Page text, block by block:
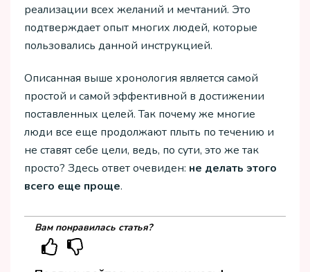
реализации всех желаний и мечтаний. Это
подтверждает опыт многих людей, которые
пользовались данной инструкцией.
Описанная выше хронология является самой
простой и самой эффективной в достижении
поставленных целей. Так почему же многие
люди все еще продолжают плыть по течению и
не ставят себе цели, ведь, по сути, это же так
просто? Здесь ответ очевиден: не делать этого
всего еще проще.
Вам понравилась статья?